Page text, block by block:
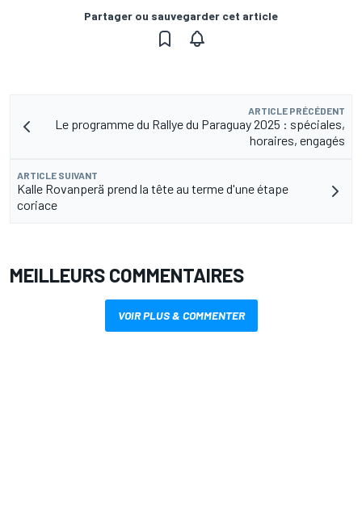
Partager ou sauvegarder cet article
ARTICLE PRÉCÉDENT
Le programme du Rallye du Paraguay 2025 : spéciales,
horaires, engagés
ARTICLE SUIVANT
Kalle Rovanperä prend la tête au terme d'une étape
coriace
MEILLEURS COMMENTAIRES
VOIR PLUS & COMMENTER